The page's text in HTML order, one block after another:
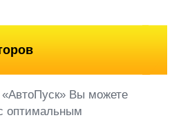
«АвтоПуск» Вы можете
оптимальным